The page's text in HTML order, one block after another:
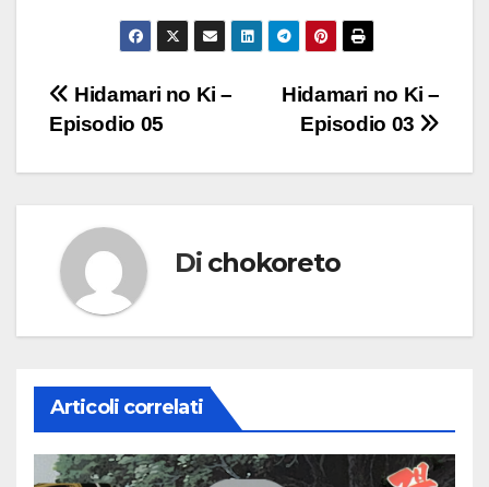
Navigazione
articoli
Hidamari no Ki –
Episodio 03
Hidamari no Ki –
Episodio 05
Di chokoreto
Articoli correlati